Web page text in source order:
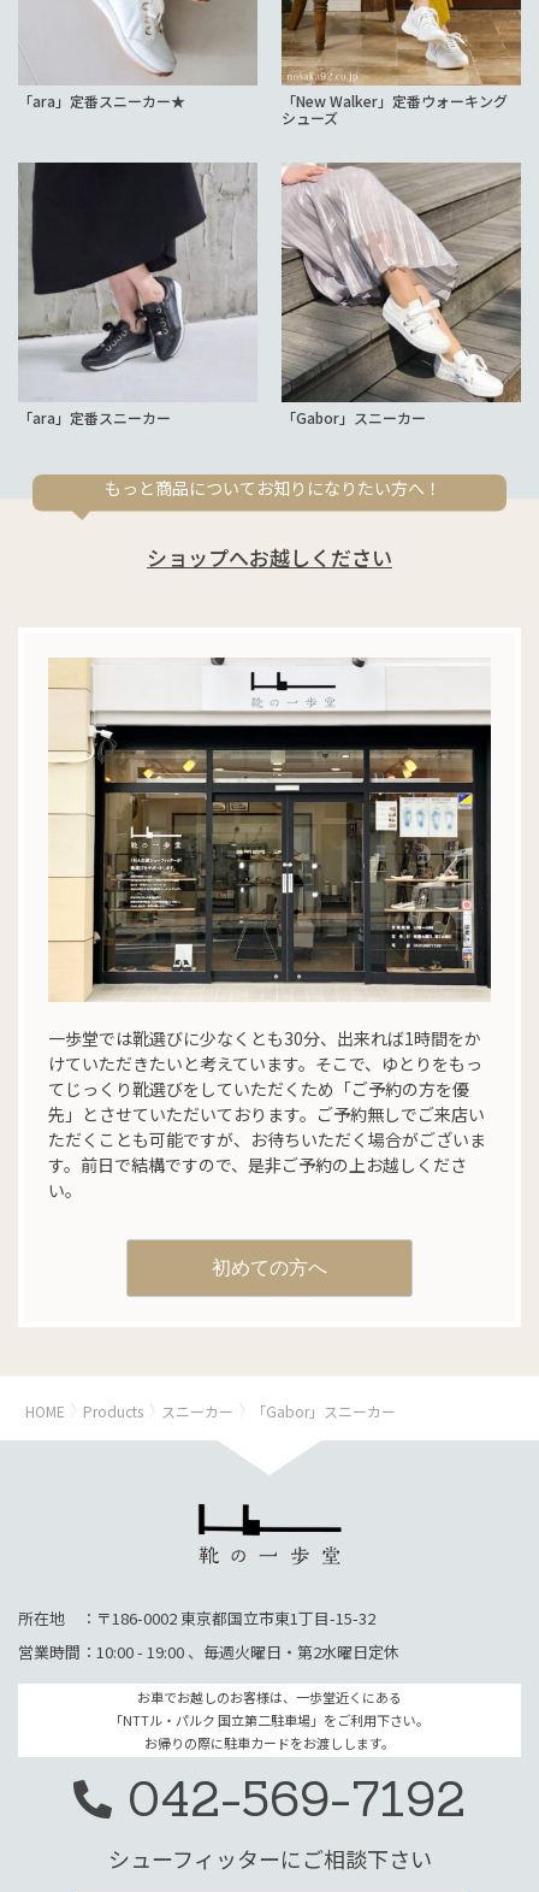
「ara」定番スニーカー★
「New Walker」定番ウォーキング
シューズ
「ara」定番スニーカー 「Gabor」スニーカー
もっと商品についてお知りになりたい方へ！
ショップへお越しください
一歩堂では靴選びに少なくとも30分、出来れば1時間をか
けていただきたいと考えています。そこで、ゆとりをもっ
てじっくり靴選びをしていただくため「ご予約の方を優
先」とさせていただいております。ご予約無しでご来店い
ただくことも可能ですが、お待ちいただく場合がございま
す。前日で結構ですので、是非ご予約の上お越しくださ
い。
初めての方へ
HOME Products スニーカー 「Gabor」スニーカー
所在地 ：〒186-0002 東京都国立市東1丁目-15-32
営業時間：10:00 - 19:00 、毎週火曜日・第2水曜日定休
お車でお越しのお客様は、一歩堂近くにある
「NTTル・パルク 国立第二駐車場」をご利用下さい。
お帰りの際に駐車カードをお渡しします。
042-569-7192
シューフィッターにご相談下さい